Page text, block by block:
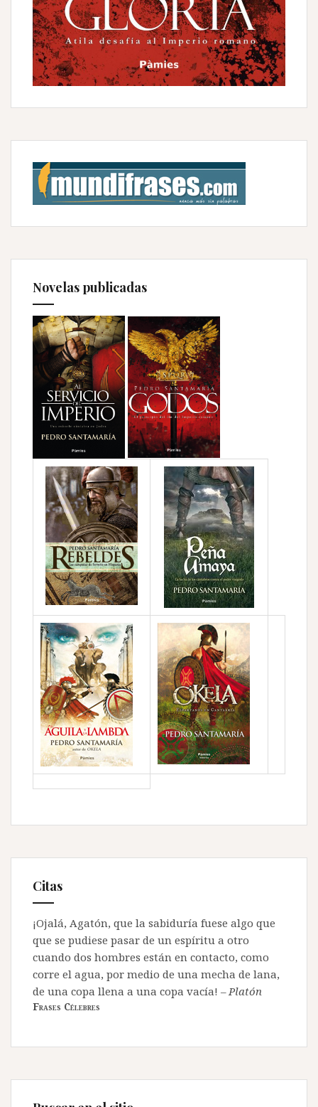
Novelas publicadas
Citas
¡Ojalá, Agatón, que la sabiduría fuese algo que
que se pudiese pasar de un espíritu a otro
cuando dos hombres están en contacto, como
corre el agua, por medio de una mecha de lana,
de una copa llena a una copa vacía! – Platón
Frases Célebres